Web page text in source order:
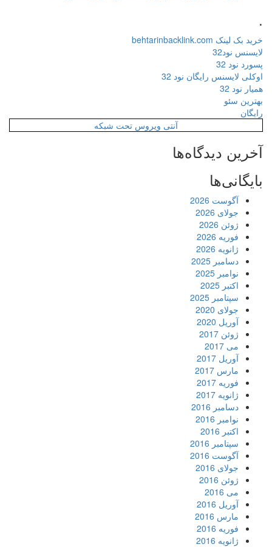
خرید بک لینک behtarinbacklink.com
لایسنس نود32
پسورد نود 32
اوکلی لایسنس رایگان نود 32
همیار نود 32
بهترین سئو
رایگان
آنتی ویروس تحت شبکه
آخرین دیدگاه‌ها
بایگانی‌ها
آگوست 2026
جولای 2026
ژوئن 2026
فوریه 2026
ژانویه 2026
دسامبر 2025
نوامبر 2025
اکتبر 2025
سپتامبر 2025
جولای 2020
آوریل 2020
ژوئن 2017
می 2017
آوریل 2017
مارس 2017
فوریه 2017
ژانویه 2017
دسامبر 2016
نوامبر 2016
اکتبر 2016
سپتامبر 2016
آگوست 2016
جولای 2016
ژوئن 2016
می 2016
آوریل 2016
مارس 2016
فوریه 2016
ژانویه 2016